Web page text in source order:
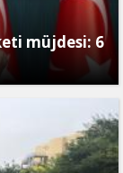
müjdesi: 6